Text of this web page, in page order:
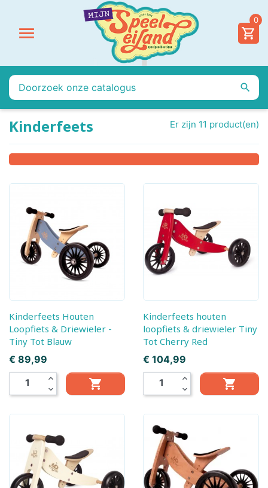

0

Kinderfeets Er zijn 11 product(en)
Kinderfeets Houten
Loopfiets & Driewieler -
Tiny Tot Blauw
Prijs
€ 89,99
expand_less
expand_more

Kinderfeets houten
loopfiets & driewieler Tiny
Tot Cherry Red
Prijs
€ 104,99
expand_less
expand_more
